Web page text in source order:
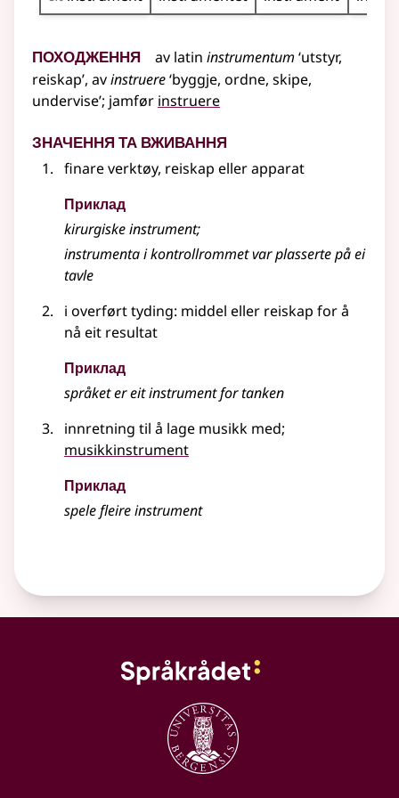
Походження av latin instrumentum ‘utstyr,
reiskap’, avinstruere‘byggje, ordne, skipe,
undervise’; jamfør instruere
Значення та вживання
finare verktøy, reiskap ellerapparat
Приклад
kirurgiske instrument;
instrumenta i kontrollrommet var plasserte på ei
tavle
i overført tyding: middel eller reiskap for å
nå eit resultat
Приклад
språket er eit instrument for tanken
innretning til å lage musikk med;
musikkinstrument
Приклад
spele fleire instrument